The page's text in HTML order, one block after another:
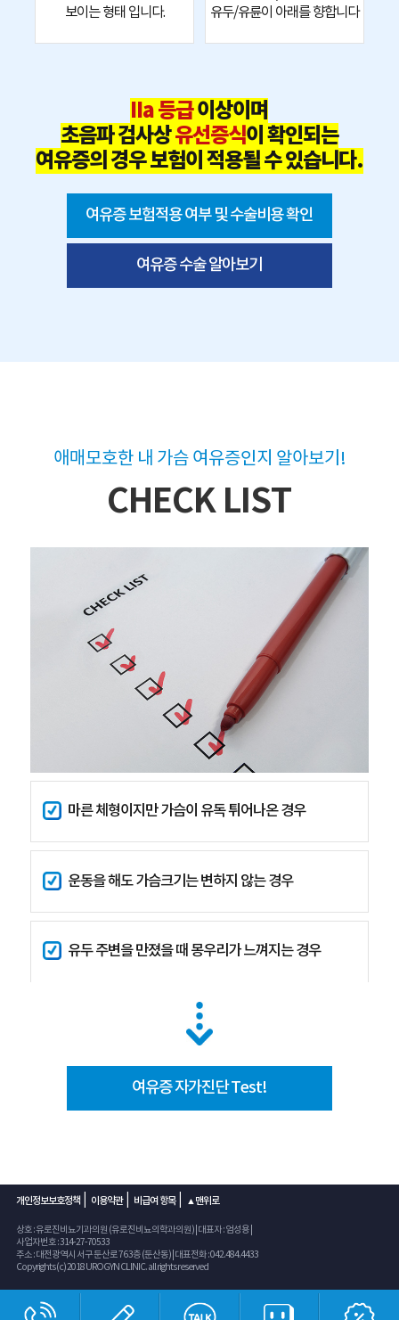
보이는 형태 입니다.
유두/유륜이 아래를 향합니다
IIa 등급이상이며
초음파 검사상유선증식이 확인되는
여유증의 경우 보험이 적용될 수 있습니다.
여유증 보험적용 여부 및 수술비용 확인
여유증 수술 알아보기
애매모호한 내 가슴 여유증인지 알아보기!
CHECK LIST
마른 체형이지만 가슴이 유독 튀어나온 경우
운동을 해도 가슴크기는 변하지 않는 경우
유두 주변을 만졌을 때 몽우리가 느껴지는 경우
여유증 자가진단 Test!
개인정보보호정책| 이용약관| 비급여 항목| ▲맨위로
상호 : 유로진비뇨기과의원 (유로진비뇨의학과의원) | 대표자 : 엄성용 |
사업자번호 : 314-27-70533
주소 : 대전광역시 서구 둔산로 76 3층 (둔산동) | 대표전화 : 042.484.4433
Copyrights (c) 2018 UROGYN CLINIC. all rights reserved